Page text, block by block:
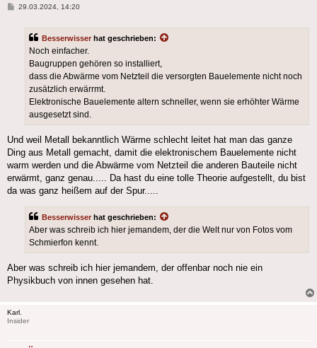
Beitrag
29.03.2024, 14:20
Besserwisser hat geschrieben:
Noch einfacher.
Baugruppen gehören so installiert,
dass die Abwärme vom Netzteil die versorgten Bauelemente nicht noch
zusätzlich erwärrmt.
Elektronische Bauelemente altern schneller, wenn sie erhöhter Wärme
ausgesetzt sind.
Und weil Metall bekanntlich Wärme schlecht leitet hat man das ganze
Ding aus Metall gemacht, damit die elektronischem Bauelemente nicht
warm werden und die Abwärme vom Netzteil die anderen Bauteile nicht
erwärmt, ganz genau..... Da hast du eine tolle Theorie aufgestellt, du bist
da was ganz heißem auf der Spur.....
Besserwisser hat geschrieben:
Aber was schreib ich hier jemandem, der die Welt nur von Fotos vom
Schmierfon kennt.
Aber was schreib ich hier jemandem, der offenbar noch nie ein
Physikbuch von innen gesehen hat.
Karl.
Insider